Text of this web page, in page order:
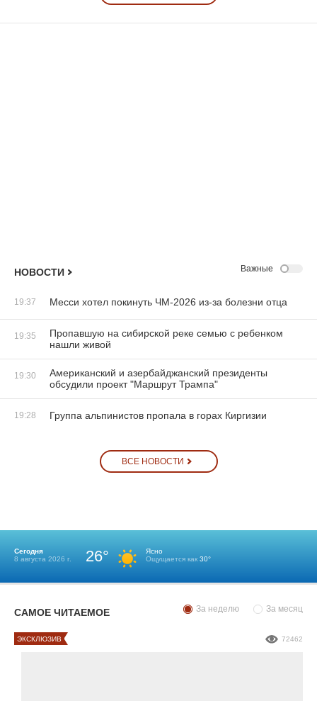
НОВОСТИ Важные
19:37 Месси хотел покинуть ЧМ-2026 из-за болезни отца
19:35
Пропавшую на сибирской реке семью с ребенком
нашли живой
19:30
Американский и азербайджанский президенты
обсудили проект "Маршрут Трампа"
19:28 Группа альпинистов пропала в горах Киргизии
ВСЕ НОВОСТИ
Сегодня
8 августа 2026 г.
26°
Ясно
Ощущается как 30°
САМОЕ ЧИТАЕМОЕ За неделю За месяц
ЭКСКЛЮЗИВ 72462